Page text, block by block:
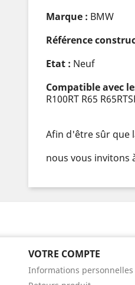
Marque : BMW
Référence
Etat : Neuf
Compatible avec
R100RT R65
Afin d'être sûr que
nous vous invitons
VOTRE COMPTE
Informations personnelles